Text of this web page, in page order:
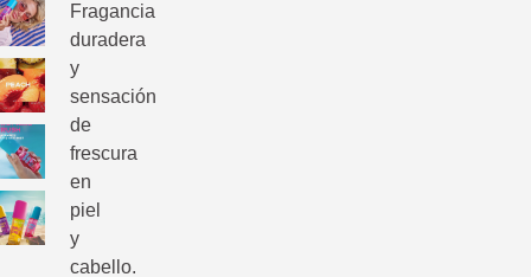
Fragancia
duradera
y
sensación
de
frescura
en
piel
y
cabello.